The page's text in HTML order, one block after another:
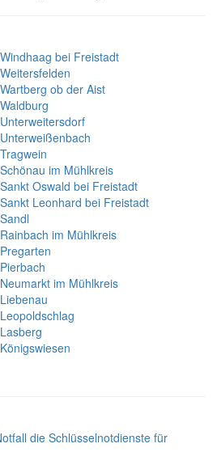
bei Freistadt
ob der Aist
im Mühlkreis
Oswald bei Freistadt
Leonhard bei Freistadt
im Mühlkreis
im Mühlkreis
die Schlüsselnotdienste für